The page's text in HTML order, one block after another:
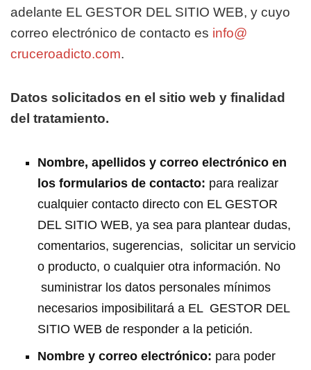
adelante EL GESTOR DEL SITIO WEB, y cuyo
correo electrónico de contacto es info@
cruceroadicto.com.
Datos solicitados en el sitio web y finalidad
del tratamiento.
Nombre, apellidos y correo electrónico en
los formularios de contacto: para realizar
cualquier contacto directo con EL GESTOR
DEL SITIO WEB, ya sea para plantear dudas,
comentarios, sugerencias, solicitar un servicio
o producto, o cualquier otra información. No
suministrar los datos personales mínimos
necesarios imposibilitará a EL GESTOR DEL
SITIO WEB de responder a la petición.
Nombre y correo electrónico: para poder